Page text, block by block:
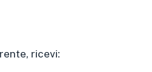
ricevi: